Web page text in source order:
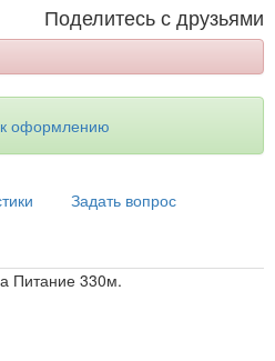
Поделитесь с друзьями
оформлению
Задать вопрос
Питание 330м.